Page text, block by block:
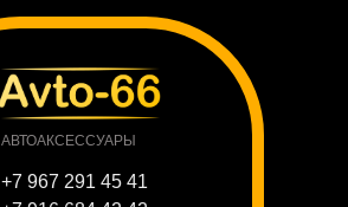
АВТОАКСЕССУАРЫ
+7 967 291 45 41